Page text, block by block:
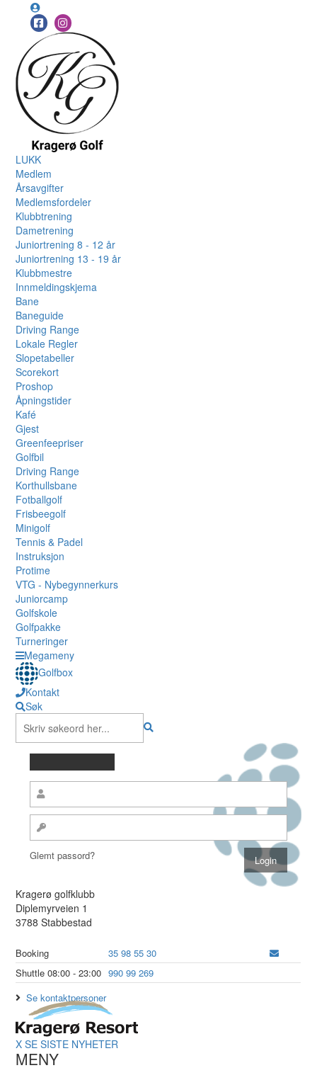
LUKK
Medlem
Årsavgifter
Medlemsfordeler
Klubbtrening
Dametrening
Juniortrening 8 - 12 år
Juniortrening 13 - 19 år
Klubbmestre
Innmeldingskjema
Bane
Baneguide
Driving Range
Lokale Regler
Slopetabeller
Scorekort
Proshop
Åpningstider
Kafé
Gjest
Greenfeepriser
Golfbil
Driving Range
Korthullsbane
Fotballgolf
Frisbeegolf
Minigolf
Tennis & Padel
Instruksjon
Protime
VTG - Nybegynnerkurs
Juniorcamp
Golfskole
Golfpakke
Turneringer
Megameny
Golfbox
Kontakt
Søk
Glemt passord?
Kragerø golfklubb
Diplemyrveien 1
3788 Stabbestad
Booking
35 98 55 30
Shuttle 08:00 - 23:00 990 99 269
Se kontaktpersoner
X SE SISTE NYHETER
MENY